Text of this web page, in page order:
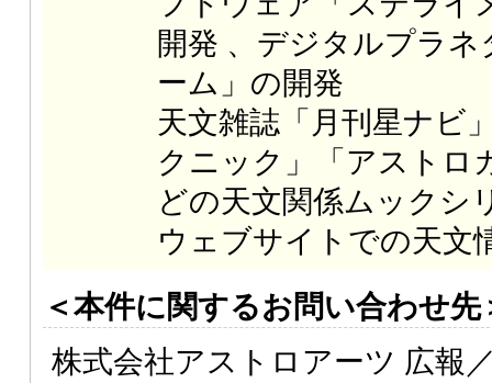
開発 、デジタルプラ
ーム」の開発
天文雑誌「月刊星ナビ
クニック」「アストロ
どの天文関係ムックシ
ウェブサイトでの天文
＜本件に関するお問い合わせ先
株式会社アストロアーツ 広報